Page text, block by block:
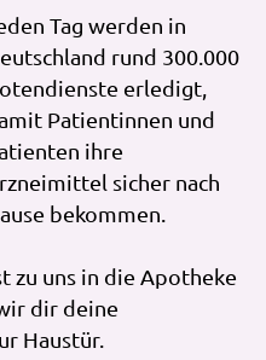
Tag werden in
rund 300.000
erledigt,
Patientinnen und
ihre
sicher nach
bekommen.
zu uns in die Apotheke
dir deine
Haustür.